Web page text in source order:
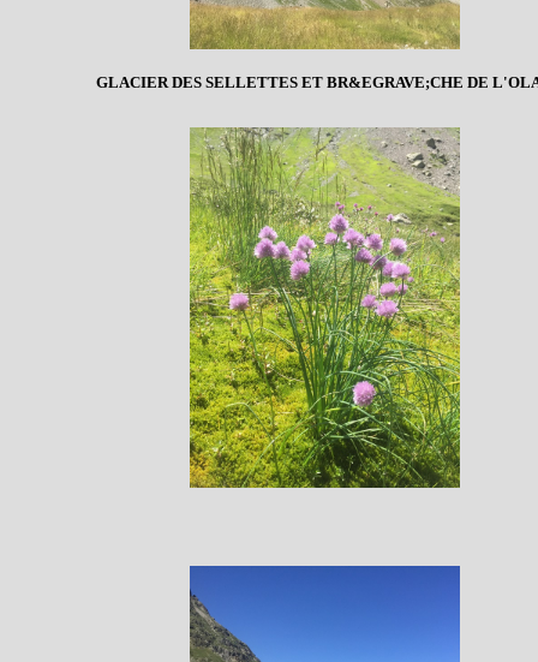
GLACIER DES SELLETTES ET BR&EGRAVE;CHE DE